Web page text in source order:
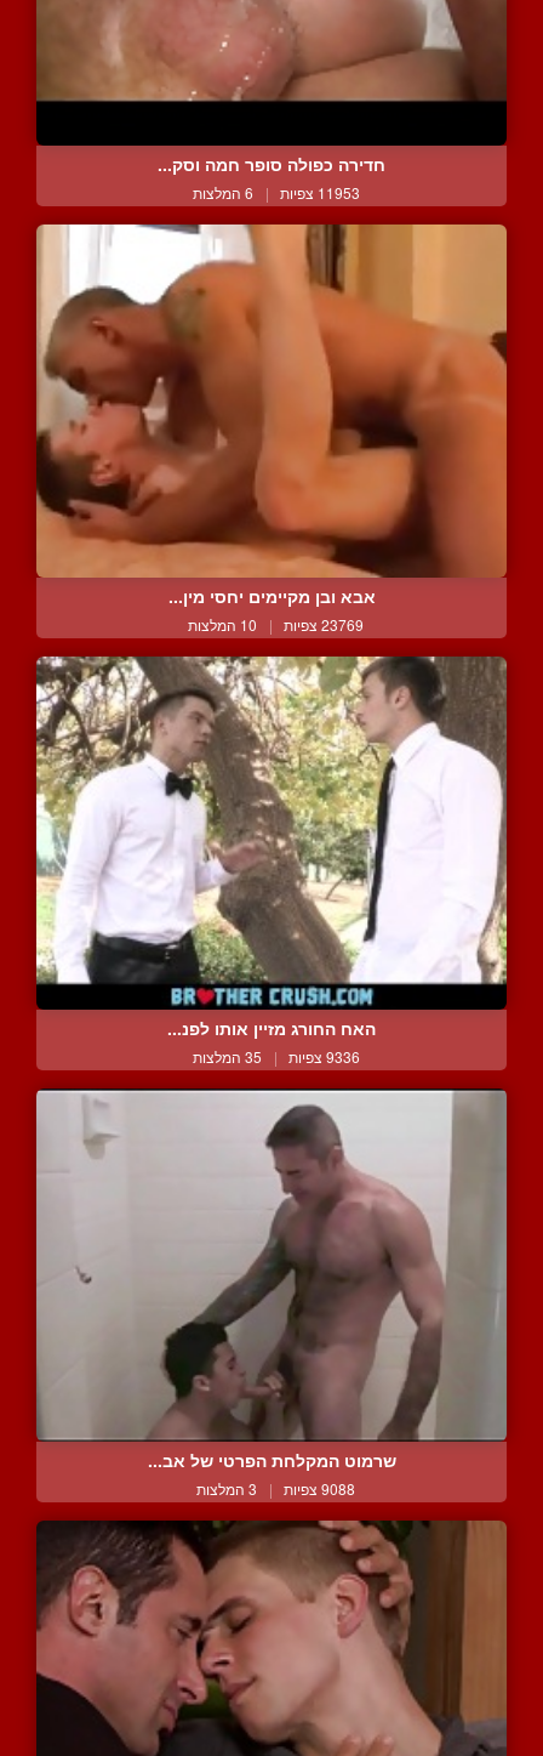
חדירה כפולה סופר חמה וסק...
11953 צפיות | 6 המלצות
אבא ובן מקיימים יחסי מין...
23769 צפיות | 10 המלצות
האח החורג מזיין אותו לפנ...
9336 צפיות | 35 המלצות
שרמוט המקלחת הפרטי של אב...
9088 צפיות | 3 המלצות